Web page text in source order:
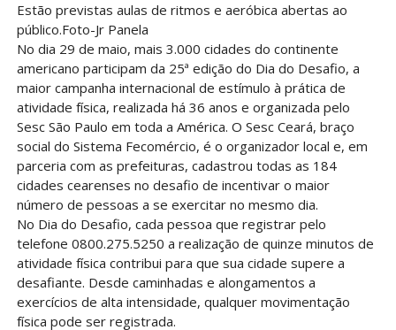
Estão previstas aulas de ritmos e aeróbica abertas ao
público.Foto-Jr Panela
No dia 29 de maio, mais 3.000 cidades do continente
americano participam da 25ª edição do Dia do Desafio, a
maior campanha internacional de estímulo à prática de
atividade física, realizada há 36 anos e organizada pelo
Sesc São Paulo em toda a América. O Sesc Ceará, braço
social do Sistema Fecomércio, é o organizador local e, em
parceria com as prefeituras, cadastrou todas as 184
cidades cearenses no desafio de incentivar o maior
número de pessoas a se exercitar no mesmo dia.
No Dia do Desafio, cada pessoa que registrar pelo
telefone 0800.275.5250 a realização de quinze minutos de
atividade física contribui para que sua cidade supere a
desafiante. Desde caminhadas e alongamentos a
exercícios de alta intensidade, qualquer movimentação
física pode ser registrada.